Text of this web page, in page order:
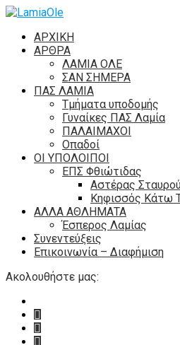
ΑΡΧΙΚΗ
ΑΡΘΡΑ
ΛΑΜΙΑ ΟΛΕ
ΣΑΝ ΣΗΜΕΡΑ
ΠΑΣ ΛΑΜΙΑ
Τμήματα υποδομής
Γυναίκες ΠΑΣ Λαμία
ΠΑΛΑΙΜΑΧΟΙ
Οπαδοί
ΟΙ ΥΠΟΛΟΙΠΟΙ
ΕΠΣ Φθιώτιδας
Αστέρας Σταυρού
Κηφισσός Κάτω
ΑΛΛΑ ΑΘΛΗΜΑΤΑ
Έσπερος Λαμίας
Συνεντεύξεις
Επικοινωνία – Διαφήμιση
Ακολουθήστε μας: